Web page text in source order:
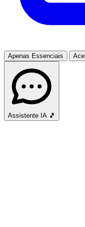
Apenas Essenciais
Assistente IA 🎵